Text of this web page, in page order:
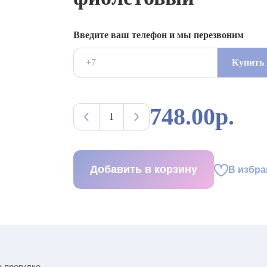
Введите ваш телефон и мы перезвоним
Купить
748.00р.
Добавить в корзину В